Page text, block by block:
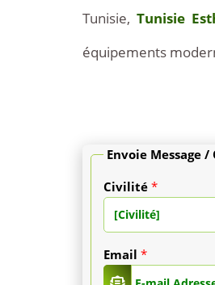
tout
compris,
de
000
Tunisie, Tunisie
équipements
Envoie Message
Civilité *
[Civilité]
Email *